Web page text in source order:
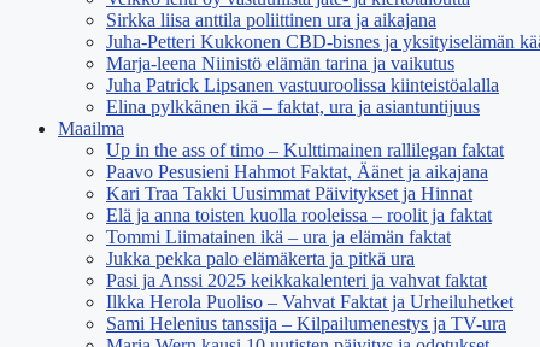
Sirkka liisa anttila poliittinen ura ja aikajana
Juha-Petteri Kukkonen CBD-bisnes ja yksityiselämän
Marja-leena Niinistö elämän tarina ja vaikutus
Juha Patrick Lipsanen vastuuroolissa kiinteistöalalla
Elina pylkkänen ikä – faktat, ura ja asiantuntijuus
Maailma
Up in the ass of timo – Kulttimainen rallilegan faktat
Paavo Pesusieni Hahmot Faktat, Äänet ja aikajana
Kari Traa Takki Uusimmat Päivitykset ja Hinnat
Elä ja anna toisten kuolla rooleissa – roolit ja faktat
Tommi Liimatainen ikä – ura ja elämän faktat
Jukka pekka palo elämäkerta ja pitkä ura
Pasi ja Anssi 2025 keikkakalenteri ja vahvat faktat
Ilkka Herola Puoliso – Vahvat Faktat ja Urheiluhetket
Sami Helenius tanssija – Kilpailumenestys ja TV-ura